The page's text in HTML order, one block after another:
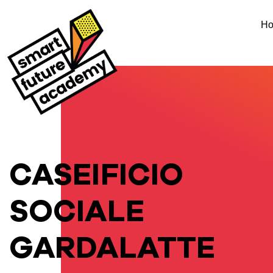
CASEIFICIO
SOCIALE
GARDALATTE